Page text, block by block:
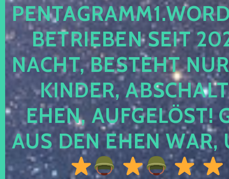
TRIEBEN SEIT 2024
CHT, BESTEHT NUR
NDER,
EN, AUFGELÖST!
S DEN EHEN WAR,